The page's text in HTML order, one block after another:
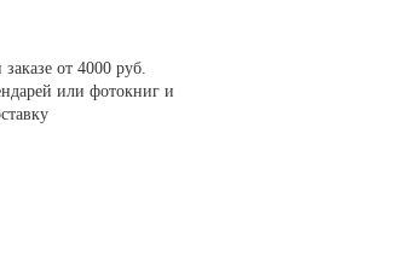
от 4000 руб.
или фотокниг и